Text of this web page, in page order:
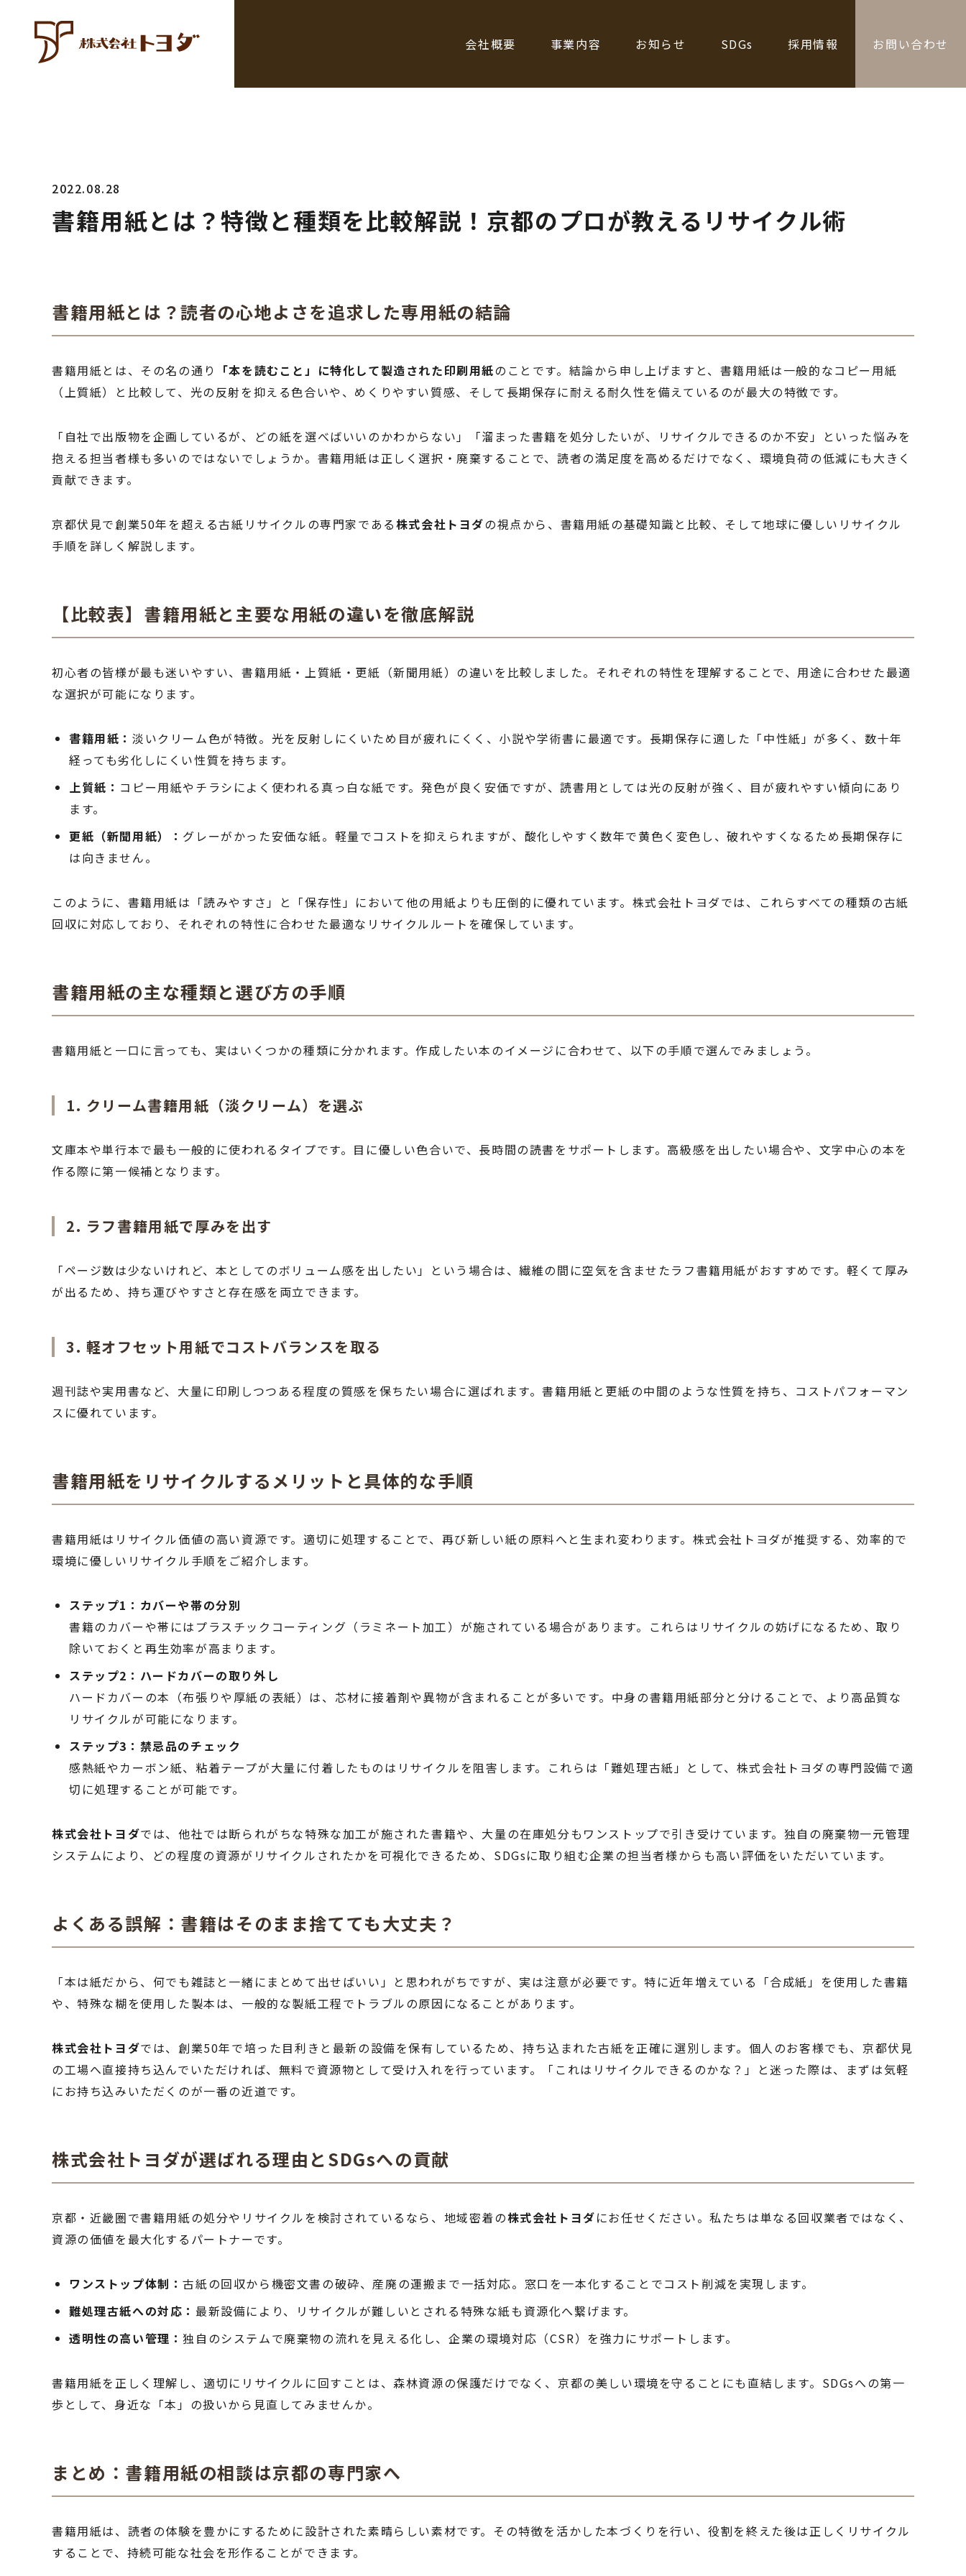
会社概要 事業内容 お知らせ SDGs 採用情報 お問い合わせ
2022.08.28
書籍用紙とは？特徴と種類を比較解説！京都のプロが教えるリサイクル術
書籍用紙とは？読者の心地よさを追求した専用紙の結論
書籍用紙とは、その名の通り 「本を読むこと」に特化して製造された印刷用紙のことです。結論から申し上げますと、書籍用紙は一般的なコピー用紙
（上質紙）と比較して、光の反射を抑える色合いや、めくりやすい質感、そして長期保存に耐える耐久性を備えているのが最大の特徴です。
「自社で出版物を企画しているが、どの紙を選べばいいのかわからない」「溜まった書籍を処分したいが、リサイクルできるのか不安」といった悩みを
抱える担当者様も多いのではないでしょうか。書籍用紙は正しく選択・廃棄することで、読者の満足度を高めるだけでなく、環境負荷の低減にも大きく
貢献できます。
京都伏見で創業50年を超える古紙リサイクルの専門家である株式会社トヨダの視点から、書籍用紙の基礎知識と比較、そして地球に優しいリサイクル
手順を詳しく解説します。
【比較表】書籍用紙と主要な用紙の違いを徹底解説
初心者の皆様が最も迷いやすい、書籍用紙・上質紙・更紙（新聞用紙）の違いを比較しました。それぞれの特性を理解することで、用途に合わせた最適
な選択が可能になります。
書籍用紙： 淡いクリーム色が特徴。光を反射しにくいため目が疲れにくく、小説や学術書に最適です。長期保存に適した「中性紙」が多く、数十年
経っても劣化しにくい性質を持ちます。
上質紙： コピー用紙やチラシによく使われる真っ白な紙です。発色が良く安価ですが、読書用としては光の反射が強く、目が疲れやすい傾向にあり
ます。
更紙（新聞用紙）： グレーがかった安価な紙。軽量でコストを抑えられますが、酸化しやすく数年で黄色く変色し、破れやすくなるため長期保存に
は向きません。
このように、書籍用紙は「読みやすさ」と「保存性」において他の用紙よりも圧倒的に優れています。株式会社トヨダでは、これらすべての種類の古紙
回収に対応しており、それぞれの特性に合わせた最適なリサイクルルートを確保しています。
書籍用紙の主な種類と選び方の手順
書籍用紙と一口に言っても、実はいくつかの種類に分かれます。作成したい本のイメージに合わせて、以下の手順で選んでみましょう。
1. クリーム書籍用紙（淡クリーム）を選ぶ
文庫本や単行本で最も一般的に使われるタイプです。目に優しい色合いで、長時間の読書をサポートします。高級感を出したい場合や、文字中心の本を
作る際に第一候補となります。
2. ラフ書籍用紙で厚みを出す
「ページ数は少ないけれど、本としてのボリューム感を出したい」という場合は、繊維の間に空気を含ませたラフ書籍用紙がおすすめです。軽くて厚み
が出るため、持ち運びやすさと存在感を両立できます。
3. 軽オフセット用紙でコストバランスを取る
週刊誌や実用書など、大量に印刷しつつある程度の質感を保ちたい場合に選ばれます。書籍用紙と更紙の中間のような性質を持ち、コストパフォーマン
スに優れています。
書籍用紙をリサイクルするメリットと具体的な手順
書籍用紙はリサイクル価値の高い資源です。適切に処理することで、再び新しい紙の原料へと生まれ変わります。株式会社トヨダが推奨する、効率的で
環境に優しいリサイクル手順をご紹介します。
ステップ1：カバーや帯の分別
書籍のカバーや帯にはプラスチックコーティング（ラミネート加工）が施されている場合があります。これらはリサイクルの妨げになるため、取り
除いておくと再生効率が高まります。
ステップ2：ハードカバーの取り外し
ハードカバーの本（布張りや厚紙の表紙）は、芯材に接着剤や異物が含まれることが多いです。中身の書籍用紙部分と分けることで、より高品質な
リサイクルが可能になります。
ステップ3：禁忌品のチェック
感熱紙やカーボン紙、粘着テープが大量に付着したものはリサイクルを阻害します。これらは「難処理古紙」として、株式会社トヨダの専門設備で適
切に処理することが可能です。
株式会社トヨダでは、他社では断られがちな特殊な加工が施された書籍や、大量の在庫処分もワンストップで引き受けています。独自の廃棄物一元管理
システムにより、どの程度の資源がリサイクルされたかを可視化できるため、SDGsに取り組む企業の担当者様からも高い評価をいただいています。
よくある誤解：書籍はそのまま捨てても大丈夫？
「本は紙だから、何でも雑誌と一緒にまとめて出せばいい」と思われがちですが、実は注意が必要です。特に近年増えている「合成紙」を使用した書籍
や、特殊な糊を使用した製本は、一般的な製紙工程でトラブルの原因になることがあります。
株式会社トヨダでは、創業50年で培った目利きと最新の設備を保有しているため、持ち込まれた古紙を正確に選別します。個人のお客様でも、京都伏見
の工場へ直接持ち込んでいただければ、無料で資源物として受け入れを行っています。「これはリサイクルできるのかな？」と迷った際は、まずは気軽
にお持ち込みいただくのが一番の近道です。
株式会社トヨダが選ばれる理由とSDGsへの貢献
京都・近畿圏で書籍用紙の処分やリサイクルを検討されているなら、地域密着の株式会社トヨダにお任せください。私たちは単なる回収業者ではなく、
資源の価値を最大化するパートナーです。
ワンストップ体制：古紙の回収から機密文書の破砕、産廃の運搬まで一括対応。窓口を一本化することでコスト削減を実現します。
難処理古紙への対応：最新設備により、リサイクルが難しいとされる特殊な紙も資源化へ繋げます。
透明性の高い管理：独自のシステムで廃棄物の流れを見える化し、企業の環境対応（CSR）を強力にサポートします。
書籍用紙を正しく理解し、適切にリサイクルに回すことは、森林資源の保護だけでなく、京都の美しい環境を守ることにも直結します。SDGsへの第一
歩として、身近な「本」の扱いから見直してみませんか。
まとめ：書籍用紙の相談は京都の専門家へ
書籍用紙は、読者の体験を豊かにするために設計された素晴らしい素材です。その特徴を活かした本づくりを行い、役割を終えた後は正しくリサイクル
することで、持続可能な社会を形作ることができます。